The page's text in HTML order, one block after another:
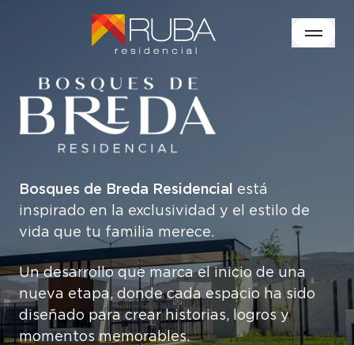
Bosques de Breda Residencial
está
inspirado en la exclusividad y el estilo de
vida que tu familia merece.
Un desarrollo que marca el inicio de una
nueva etapa, donde cada espacio ha sido
diseñado para crear historias, logros y
momentos memorables.